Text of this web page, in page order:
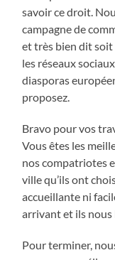
savoir ce droit.
campagne de
et très bien dit soit
les réseaux
diasporas
proposez.
Bravo pour vos
Vous êtes les
nos compatriotes
ville qu’ils ont
accueillante ni
arrivant et ils nous
Pour terminer,